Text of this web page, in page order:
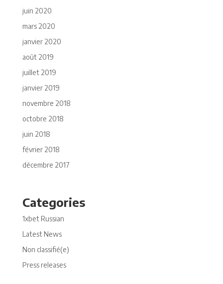
juin 2020
mars 2020
janvier 2020
août 2019
juillet 2019
janvier 2019
novembre 2018
octobre 2018
juin 2018
février 2018
décembre 2017
Categories
1xbet Russian
Latest News
Non classifié(e)
Press releases